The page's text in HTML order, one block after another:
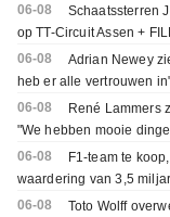
06-08
Schaatssterren
op TT-Circuit Assen +
06-08
Adrian Newey
heb er alle vertrouwen
06-08
René Lammers
"We hebben mooie
06-08
F1-team te
waardering van 3,5
06-08
Toto Wolff